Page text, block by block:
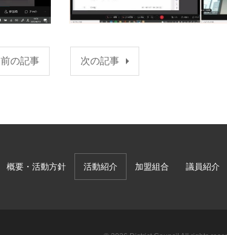
前の記事 次の記事
概要・活動方針 活動紹介 加盟組合 議員紹介